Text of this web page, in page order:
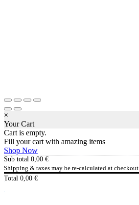
×
Your Cart
Cart is empty.
Fill your cart with amazing items
Shop Now
Sub total 0,00 €
Shipping & taxes may be re-calculated at checkout
Total 0,00 €